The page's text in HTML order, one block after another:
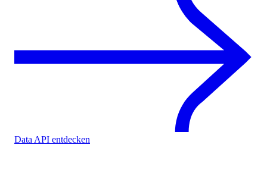
Data API entdecken